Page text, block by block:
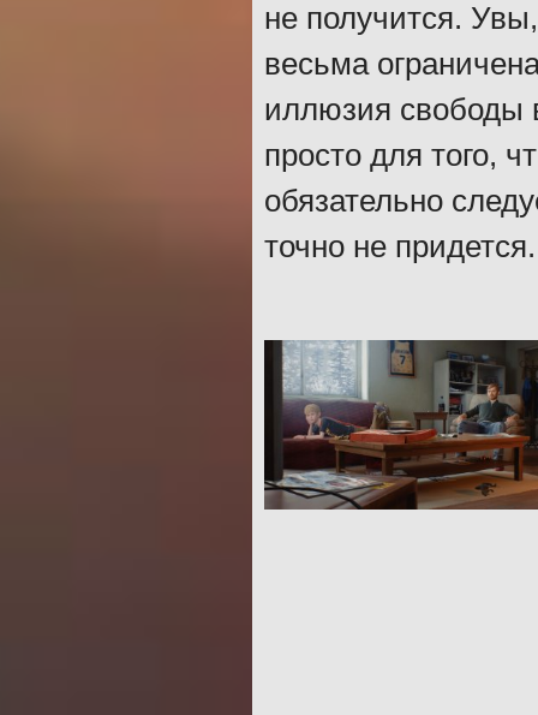
не получится.
весьма
иллюзия свободы
просто для того,
обязательно
точно не придется.